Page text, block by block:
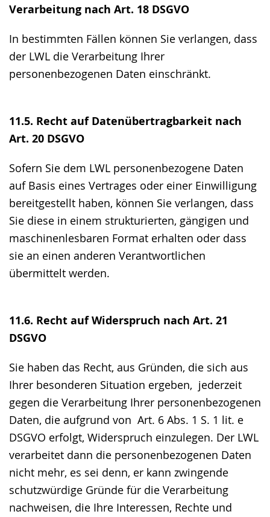
Verarbeitung nach Art. 18 DSGVO
In bestimmten Fällen können Sie verlangen, dass
der LWL die Verarbeitung Ihrer
personenbezogenen Daten einschränkt.
11.5. Recht auf Datenübertragbarkeit nach
Art. 20 DSGVO
Sofern Sie dem LWL personenbezogene Daten
auf Basis eines Vertrages oder einer Einwilligung
bereitgestellt haben, können Sie verlangen, dass
Sie diese in einem strukturierten, gängigen und
maschinenlesbaren Format erhalten oder dass
sie an einen anderen Verantwortlichen
übermittelt werden.
11.6. Recht auf Widerspruch nach Art. 21
DSGVO
Sie haben das Recht, aus Gründen, die sich aus
Ihrer besonderen Situation ergeben, jederzeit
gegen die Verarbeitung Ihrer personenbezogenen
Daten, die aufgrund von Art. 6 Abs. 1 S. 1 lit. e
DSGVO erfolgt, Widerspruch einzulegen. Der LWL
verarbeitet dann die personenbezogenen Daten
nicht mehr, es sei denn, er kann zwingende
schutzwürdige Gründe für die Verarbeitung
nachweisen, die Ihre Interessen, Rechte und